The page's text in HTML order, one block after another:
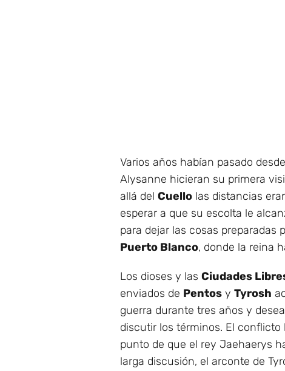
Varios años habían pasado
Alysanne hicieran su primera
allá del Cuello las distancias
esperar a que su escolta le
para dejar las cosas preparadas
Puerto Blanco, donde la reina
Los dioses y las Ciudades
enviados de Pentos y Tyrosh
guerra durante tres años y
discutir los términos. El
punto de que el rey Jaehaerys
larga discusión, el arconte de